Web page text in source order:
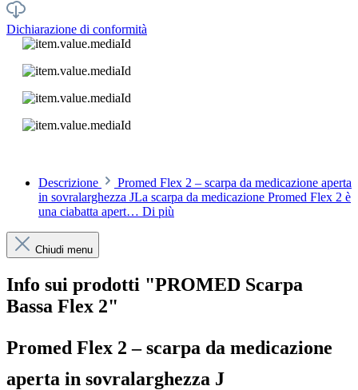
Dichiarazione di conformità
Descrizione
Promed Flex 2 – scarpa da medicazione aperta
in sovralarghezza JLa scarpa da medicazione Promed Flex 2 è
una ciabatta apert… Di più
Chiudi menu
Info sui prodotti "PROMED Scarpa
Bassa Flex 2"
Promed Flex 2 – scarpa da medicazione
aperta in sovralarghezza J